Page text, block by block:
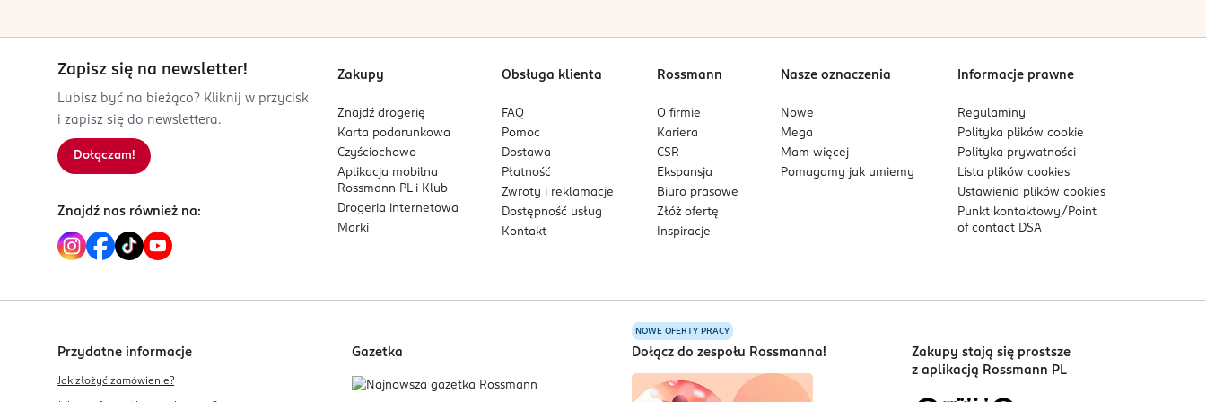
Kod EAN
4 210201 427025
Sortowanie wgdata: od najnowszej
Zapisz się na newsletter!
Lubisz być na bieżąco? Kliknij w przycisk
i zapisz się do newslettera.
Dołączam!
Znajdź nas również na:
Zakupy
Znajdź drogerię
Karta podarunkowa
Czyściochowo
Aplikacja mobilna
Rossmann PL i Klub
Drogeria internetowa
Marki
Obsługa klienta
FAQ
Pomoc
Dostawa
Płatność
Zwroty i reklamacje
Dostępność usług
Kontakt
Rossmann
O firmie
Kariera
CSR
Ekspansja
Biuro prasowe
Złóż ofertę
Inspiracje
Nasze oznaczenia
Nowe
Mega
Mam więcej
Pomagamy jak umiemy
Informacje prawne
Regulaminy
Polityka plikówcookie
Polityka prywatności
Lista plikówcookies
Ustawienia plikówcookies
Punkt kontaktowy/ Point
of contact DSA
Przydatne informacje
Jak złożyć zamówienie?
Gazetka
NOWE OFERTY PRACY
Dołącz do zespołu Rossmanna!
Zakupy stają się prostsze
z aplikacją Rossmann PL